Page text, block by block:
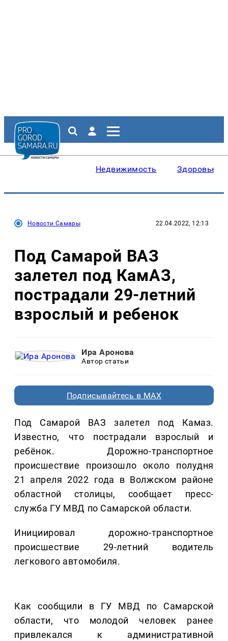
Недвижимость Здоровье
Новости Самары 22.04.2022, 12:13
Под Самарой ВАЗ
залетел под КамАЗ,
пострадали 29-летний
взрослый и ребенок
Ира Аронова
Автор статьи
Подписывайтесь в MAX
Под Самарой ВАЗ залетел под Камаз.
Известно, что пострадали взрослый и
ребёнок. Дорожно-транспортное
происшествие произошло около полудня
21 апреля 2022 года в Волжском районе
областной столицы, сообщает пресс-
служба ГУ МВД по Самарской области.
Инициировал дорожно-транспортное
происшествие 29-летний водитель
легкового автомобиля.
Как сообщили в ГУ МВД по Самарской
области, что молодой человек ранее
привлекался к административной